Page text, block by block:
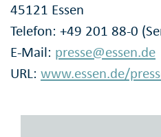
45121 Essen
Telefon: +49 201 88-0
E-Mail: presse@essen.de
URL: www.essen.de/